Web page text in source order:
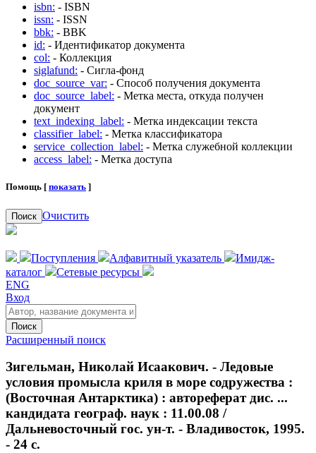
isbn: - ISBN
issn: - ISSN
bbk: - BBK
id: - Идентификатор документа
col: - Коллекция
siglafund: - Сигла-фонд
doc_source_var: - Способ получения документа
doc_source_label: - Метка места, откуда получен
документ
text_indexing_label: - Метка индексации текста
classifier_label: - Метка классификатора
service_collection_label: - Метка служебной коллекции
access_label: - Метка доступа
Помощь [ показать ]
Поиск Очистить
Поступления Алфавитный указатель
Имидж-
каталог
Сетевые ресурсы
ENG
Вход
Поиск
Расширенный поиск
Зигельман, Николай Исаакович. - Ледовые
условия промысла криля в море содружества :
(Восточная Антарктика) : автореферат дис. ...
кандидата географ. наук : 11.00.08 /
Дальневосточный гос. ун-т. - Владивосток, 1995.
- 24 с.